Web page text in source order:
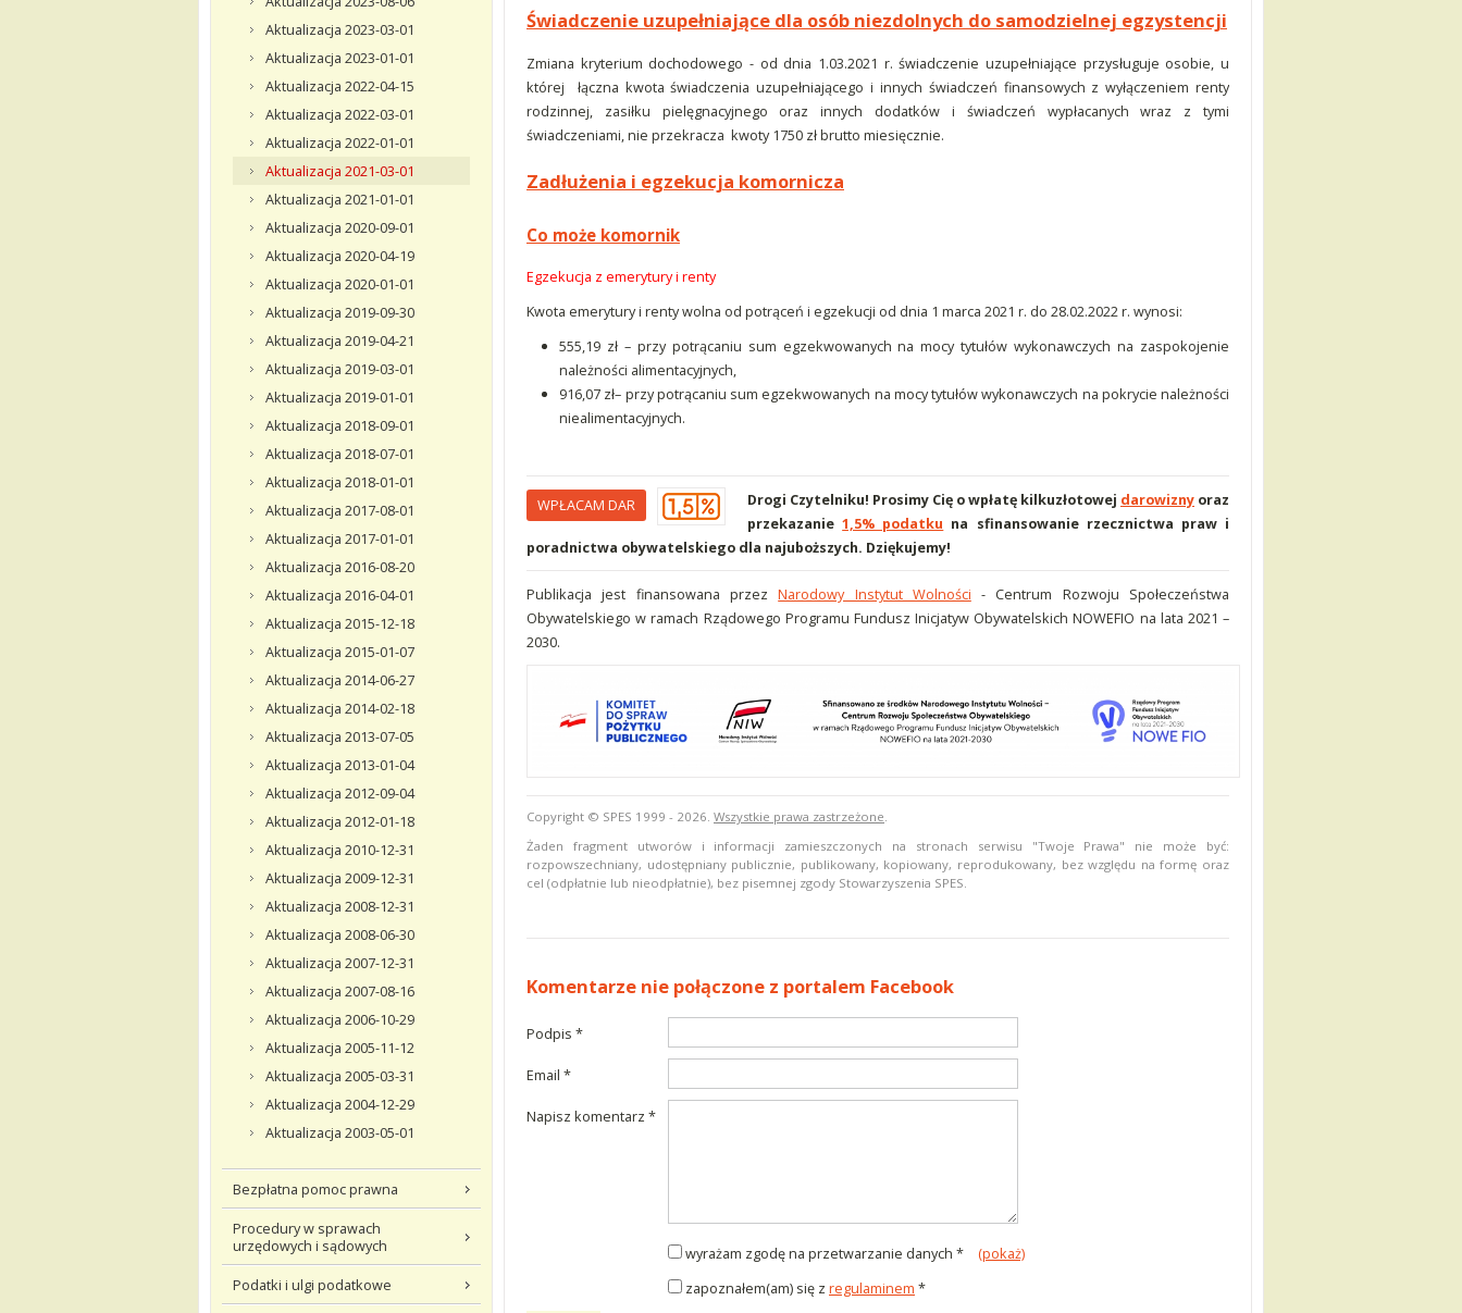
Aktualizacja 2023-03-01
Aktualizacja 2023-01-01
Aktualizacja 2022-04-15
Aktualizacja 2022-03-01
Aktualizacja 2022-01-01
Aktualizacja 2021-03-01
Aktualizacja 2021-01-01
Aktualizacja 2020-09-01
Aktualizacja 2020-04-19
Aktualizacja 2020-01-01
Aktualizacja 2019-09-30
Aktualizacja 2019-04-21
Aktualizacja 2019-03-01
Aktualizacja 2019-01-01
Aktualizacja 2018-09-01
Aktualizacja 2018-07-01
Aktualizacja 2018-01-01
Aktualizacja 2017-08-01
Aktualizacja 2017-01-01
Aktualizacja 2016-08-20
Aktualizacja 2016-04-01
Aktualizacja 2015-12-18
Aktualizacja 2015-01-07
Aktualizacja 2014-06-27
Aktualizacja 2014-02-18
Aktualizacja 2013-07-05
Aktualizacja 2013-01-04
Aktualizacja 2012-09-04
Aktualizacja 2012-01-18
Aktualizacja 2010-12-31
Aktualizacja 2009-12-31
Aktualizacja 2008-12-31
Aktualizacja 2008-06-30
Aktualizacja 2007-12-31
Aktualizacja 2007-08-16
Aktualizacja 2006-10-29
Aktualizacja 2005-11-12
Aktualizacja 2005-03-31
Aktualizacja 2004-12-29
Aktualizacja 2003-05-01
Bezpłatna pomoc prawna
Procedury w sprawach
urzędowych i sądowych
Podatki i ulgi podatkowe
Świadczenie uzupełniające dla osób niezdolnych do samodzielnej egzystencji
Zmiana kryterium dochodowego - od dnia 1.03.2021 r. świadczenie uzupełniające przysługuje osobie, u
której łączna kwota świadczenia uzupełniającego i innych świadczeń finansowych z wyłączeniem renty
rodzinnej, zasiłku pielęgnacyjnego oraz innych dodatków i świadczeń wypłacanych wraz z tymi
świadczeniami, nie przekracza kwoty 1750 zł brutto miesięcznie.
Zadłużenia i egzekucja komornicza
Co może komornik
Egzekucja z emerytury i renty
Kwota emerytury i renty wolna od potrąceń i egzekucji od dnia 1 marca 2021 r. do 28.02.2022 r. wynosi:
555,19 zł – przy potrącaniu sum egzekwowanych na mocy tytułów wykonawczych na zaspokojenie
należności alimentacyjnych,
916,07 zł– przy potrącaniu sum egzekwowanych na mocy tytułów wykonawczych na pokrycie należności
niealimentacyjnych.
WPŁACAM DAR Drogi Czytelniku! Prosimy Cię o wpłatę kilkuzłotowej darowizny oraz
przekazanie1,5% podatku na sfinansowanie rzecznictwa praw i
poradnictwa obywatelskiego dla najuboższych. Dziękujemy!
Publikacja jest finansowana przezNarodowy Instytut Wolności - Centrum Rozwoju Społeczeństwa
Obywatelskiego w ramach Rządowego Programu Fundusz Inicjatyw Obywatelskich NOWEFIO na lata 2021 –
2030.
Copyright © SPES 1999 - 2026. Wszystkie prawa zastrzeżone
Żaden fragment utworów i informacji zamieszczonych na stronach serwisu "Twoje Prawa" nie może być:
rozpowszechniany, udostępniany publicznie, publikowany, kopiowany, reprodukowany, bez względu na formę oraz
cel (odpłatnie lub nieodpłatnie), bez pisemnej zgody Stowarzyszenia SPES.
Komentarze nie połączone z portalem Facebook
Podpis *
Email *
Napisz komentarz *
wyrażam zgodę na przetwarzanie danych *
(pokaż)
zapoznałem(am) się z regulaminem *